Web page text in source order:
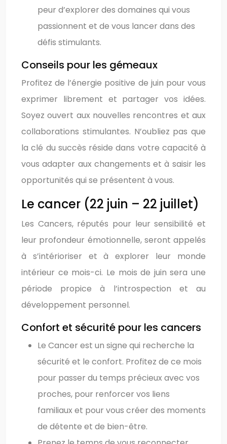
peur d’explorer des domaines qui vous
passionnent et de vous lancer dans des
défis stimulants.
Conseils pour les gémeaux
Profitez de l’énergie positive de juin pour vous
exprimer librement et partager vos idées.
Soyez ouvert aux nouvelles rencontres et aux
collaborations stimulantes. N’oubliez pas que
la clé du succès réside dans votre capacité à
vous adapter aux changements et à saisir les
opportunités qui se présentent à vous.
Le cancer (22 juin – 22 juillet)
Les Cancers, réputés pour leur sensibilité et
leur profondeur émotionnelle, seront appelés
à s’intérioriser et à explorer leur monde
intérieur ce mois-ci. Le mois de juin sera une
période propice à l’introspection et au
développement personnel.
Confort et sécurité pour les cancers
Le Cancer est un signe qui recherche la
sécurité et le confort. Profitez de ce mois
pour passer du temps précieux avec vos
proches, pour renforcer vos liens
familiaux et pour vous créer des moments
de détente et de bien-être.